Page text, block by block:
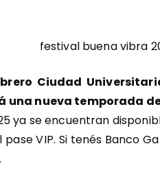
Ciudad
una nueva temporada
ya se encuentran
pase VIP. Si tenés Banco